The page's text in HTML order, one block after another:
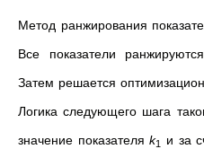
Метод ранжирования
Все показатели
Затем решается
Логика следующего шага
значение показателяk1
и за